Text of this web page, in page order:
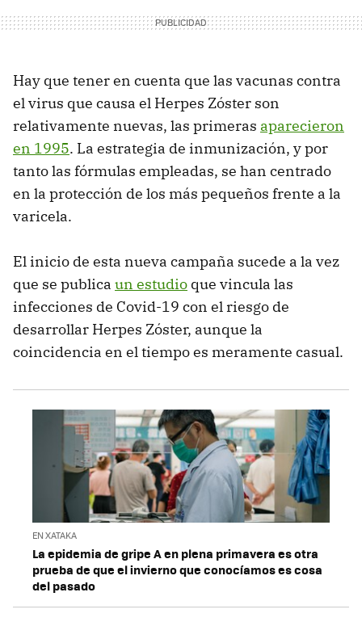
Hay que tener en cuenta que las vacunas contra
el virus que causa el Herpes Zóster son
relativamente nuevas, las primeras aparecieron
en 1995. La estrategia de inmunización, y por
tanto las fórmulas empleadas, se han centrado
en la protección de los más pequeños frente a la
varicela.
El inicio de esta nueva campaña sucede a la vez
que se publica un estudio que vincula las
infecciones de Covid-19 con el riesgo de
desarrollar Herpes Zóster, aunque la
coincidencia en el tiempo es meramente casual.
EN XATAKA
La epidemia de gripe A en plena primavera es otra
prueba de que el invierno que conocíamos es cosa
del pasado